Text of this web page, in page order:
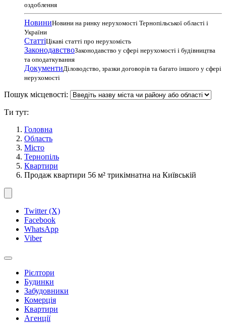
оздоблення
НовиниНовини на ринку нерухомості Тернопільської області і
України
СтаттіЦікаві статті про нерухомість
ЗаконодавствоЗаконодавство у сфері нерухомості і будівництва
та оподаткування
ДокументиДіловодство, зразки договорів та багато іншого у сфері
нерухомості
Пошук місцевості:
Ти тут:
Головна
Область
Місто
Тернопіль
Квартири
Продаж квартири 56 м² трикімнатна на Київській
Twitter (X)
Facebook
WhatsApp
Viber
Рієлтори
Будинки
Забудовники
Комерція
Квартири
Агенції